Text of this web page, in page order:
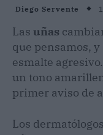
Diego Servente
Las uñas
que pensamos,
esmalte
un tono
primer aviso de
Los